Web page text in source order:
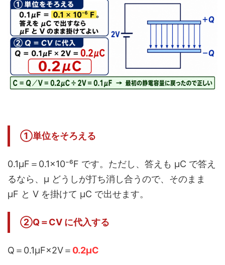
①単位をそろえる
0.1μF＝0.1×10⁻⁶F です。ただし、答えも μC で答え
るなら、μ どうしが打ち消し合うので、そのまま
μF と V を掛けて μC で出せます。
②Q＝CV に代入する
Q＝0.1μF×2V＝ 0.2μC